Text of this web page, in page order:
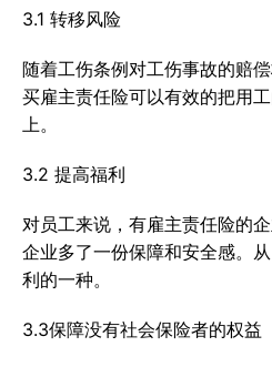
3.1 转移风险
随着工伤条例对工伤事故的赔
买雇主责任险可以有效的把用
上。
3.2 提高福利
对员工来说，有雇主责任险的
企业多了一份保障和安全感。
利的一种。
3.3保障没有社会保险者的权益